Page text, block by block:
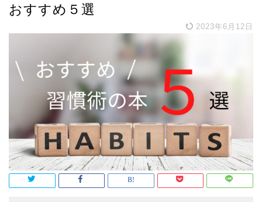
おすすめ５選
2023年6月12日